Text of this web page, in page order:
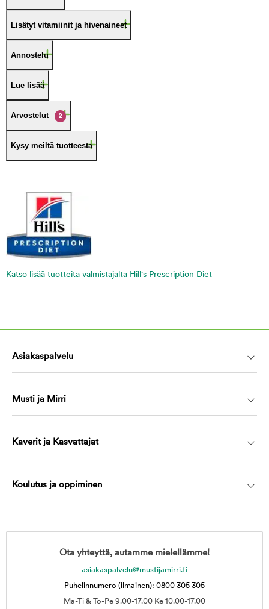
Lisätyt vitamiinit ja hivenaineet
Annostelu
Lue lisää
Arvostelut 2
Kysy meiltä tuotteesta
Katso lisää tuotteita valmistajalta Hill's Prescription Diet
Asiakaspalvelu
Musti ja Mirri
Kaverit ja Kasvattajat
Koulutus ja oppiminen
Ota yhteyttä, autamme mielellämme!
asiakaspalvelu@mustijamirri.fi
Puhelinnumero (ilmainen): 0800 305 305
Ma-Ti & To-Pe 9.00-17.00 Ke 10.00-17.00